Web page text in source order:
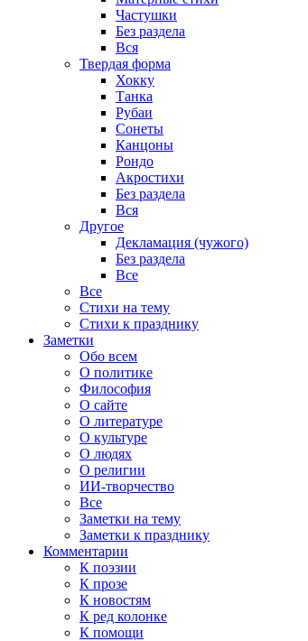
Частушки
Без раздела
Вся
Твердая форма
Хокку
Танка
Рубаи
Сонеты
Канцоны
Рондо
Акростихи
Без раздела
Вся
Другое
Декламация (чужого)
Без раздела
Все
Все
Стихи на тему
Стихи к празднику
Заметки
Обо всем
О политике
Философия
О сайте
О литературе
О культуре
О людях
О религии
ИИ-творчество
Все
Заметки на тему
Заметки к празднику
Комментарии
К поэзии
К прозе
К новостям
К ред колонке
К помощи